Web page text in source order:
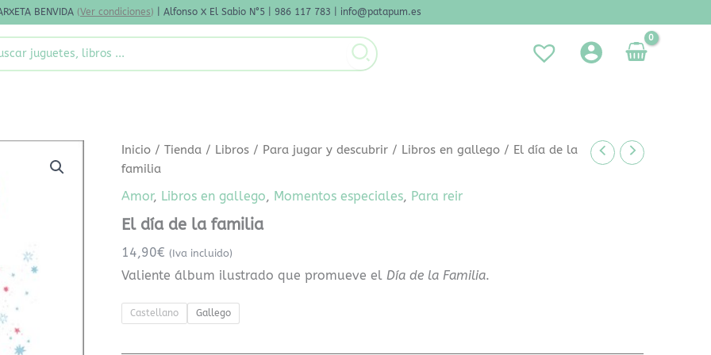
BENVIDA (Ver condiciones) | Alfonso X El Sabio N°5 | 986 117 783 | info@patapum.es
Inicio /Tienda / Libros / Para jugar y descubrir / Libros en gallego / El día de la
familia
Amor, Libros en gallego, Momentos especiales, Para reir
El día de la familia
14,90€ (Iva incluido)
Valiente álbum ilustrado que promueve el Día de la Familia.
Castellano Gallego
El
día
la
cantidad